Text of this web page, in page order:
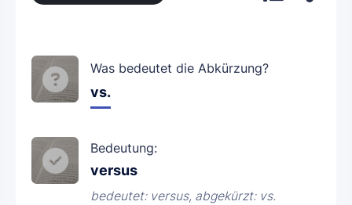
Was bedeutet die Abkürzung?
vs.
Bedeutung:
versus
bedeutet: versus, abgekürzt: vs.